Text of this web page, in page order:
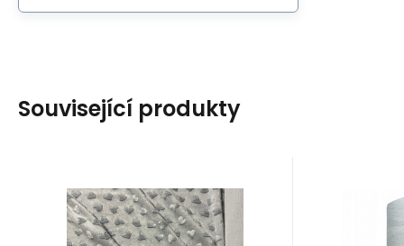
Související produkty
Jiný
Látka minky srdička,
320 g/m², šíře 160
Kód:MINKYSRDICKA008
EAN:8595721018493
331Kč
Skladem 2.7 m
Dodavatel 6 m
MINKY SRDÍČKA barva sv.
EAN:
Nitě